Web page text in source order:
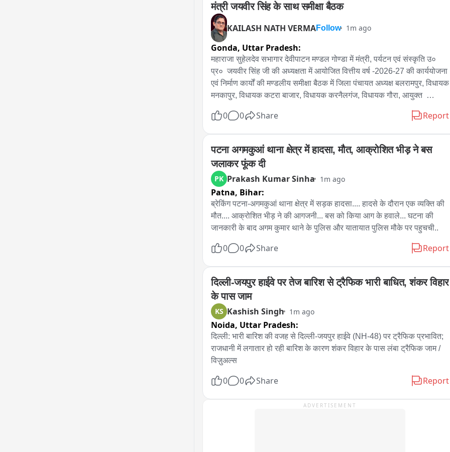
मंत्री जयवीर सिंह के साथ समीक्षा बैठक
KAILASH NATH VERMAFollow 1m ago
Gonda, Uttar Pradesh:
महाराजा सुहेलदेव सभागार देवीपाटन मण्डल गोण्डा में मंत्री, पर्यटन एवं संस्कृति उ०
प्र०  जयवीर सिंह जी की अध्यक्षता में आयोजित वित्तीय वर्ष -2026-27 की कार्ययोजना
एवं निर्माण कार्यों की मण्डलीय समीक्षा बैठक में जिला पंचायत अध्यक्ष बलरामपुर, विधायक
मनकापुर, विधायक कटरा बाजार, विधायक करनैलगंज, विधायक गौरा, आयुक्त
सांसद कैसरगंज प्रतिनिधि तथा संबंधित विभाग के अधिकारीगण के साथ बैठक करते
0 0 Share Report
पटना अगमकुआं थाना क्षेत्र में हादसा, मौत, आक्रोशित भीड़ ने बस
जलाकर फूंक दी
PK Prakash Kumar Sinha 1m ago
Patna, Bihar:
ब्रेकिंग पटना-अगमकुआं थाना क्षेत्र में सड़क हादसा.... हादसे के दौरान एक व्यक्ति की
मौत.... आक्रोशित भीड़ ने की आगजनी... बस को किया आग के हवाले... घटना की
जानकारी के बाद अगम कुमार थाने के पुलिस और यातायात पुलिस मौके पर पहुचची..
0 0 Share Report
दिल्ली-जयपुर हाईवे पर तेज बारिश से ट्रैफिक भारी बाधित, शंकर विहार
के पास जाम
KS Kashish Singh 1m ago
Noida, Uttar Pradesh:
दिल्ली: भारी बारिश की वजह से दिल्ली-जयपुर हाईवे (NH-48) पर ट्रैफिक प्रभावित;
राजधानी में लगातार हो रही बारिश के कारण शंकर विहार के पास लंबा ट्रैफिक जाम /
विज़ुअल्स
0 0 Share Report
ADVERTISEMENT